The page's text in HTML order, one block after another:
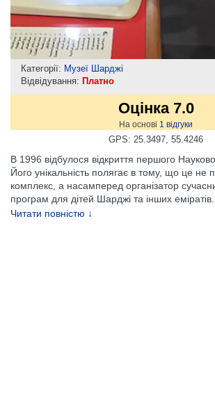
Категорії: Музеї Шарджі
Відвідування: Платно
Оцінка 7.0
На основі 1 відгуки
GPS: 25.3497, 55.4246
В 1996 відбулося відкриття першого
Його унікальність полягає в тому, що це не
комплекс, а насамперед організатор
програм для дітей Шарджі та інших еміратів.
Читати повністю ↓